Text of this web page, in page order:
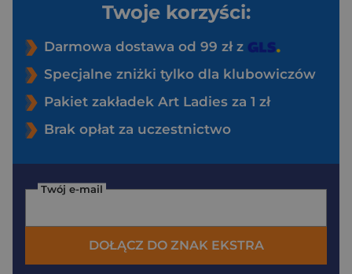
Twoje korzyści:
Darmowa dostawa od 99 zł z
Specjalne zniżki tylko dla klubowiczów
Pakiet zakładek Art Ladies za 1 zł
Brak opłat za uczestnictwo
Twój e-mail
DOŁĄCZ DO ZNAK EKSTRA